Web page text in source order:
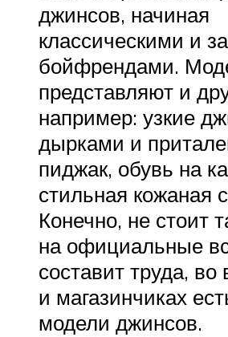
джинсов, начиная
классическими и
бойфрендами.
представляют и
например: узкие
дырками и
пиджак, обувь на
стильная кожаная
Конечно, не стоит
на официальные
составит труда, во
и магазинчиках
модели джинсов.